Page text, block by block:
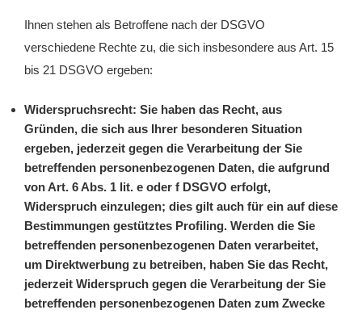
Ihnen stehen als Betroffene nach der DSGVO
verschiedene Rechte zu, die sich insbesondere aus Art. 15
bis 21 DSGVO ergeben:
Widerspruchsrecht: Sie haben das Recht, aus
Gründen, die sich aus Ihrer besonderen Situation
ergeben, jederzeit gegen die Verarbeitung der Sie
betreffenden personenbezogenen Daten, die aufgrund
von Art. 6 Abs. 1 lit. e oder f DSGVO erfolgt,
Widerspruch einzulegen; dies gilt auch für ein auf diese
Bestimmungen gestütztes Profiling. Werden die Sie
betreffenden personenbezogenen Daten verarbeitet,
um Direktwerbung zu betreiben, haben Sie das Recht,
jederzeit Widerspruch gegen die Verarbeitung der Sie
betreffenden personenbezogenen Daten zum Zwecke